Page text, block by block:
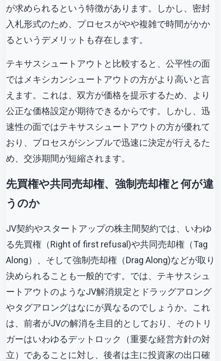
が求められるという特徴があります。しかし、密封
入札形式のため、プロセスがやや複雑で時間がかか
るというデメリットも存在します。
テキサスシュートアウトと比較すると、公平性の面
ではメキシカンシュートアウトの方がより高いと言
えます。これは、双方が価格を提示するため、より
公正な価格設定が期待できるからです。しかし、迅
速性の面ではテキサスシュートアウトの方が優れて
おり、プロセスがシンプルで迅速に決定が行えるた
め、交渉期間が短縮されます。
先買権や共同売却権、強制売却権と何が違
うのか
JV契約やスタートアップの株主間契約では、いわゆ
る先買権（Right of first refusal)や共同売却権（Tag
Along）、そして強制売却権（Drag Along)などが取り
決められることも一般的です。では、テキサスシュ
ートアウトのようなJV解消規定とドラッグアロング
やタグアロングはなにが異なるのでしょうか。これ
は、前者がJVの解消を主目的としており、そのトリ
ガーはいわゆるデットロック（重要な経営方針の対
立）であることに対し、後者は主に投資家の出口確